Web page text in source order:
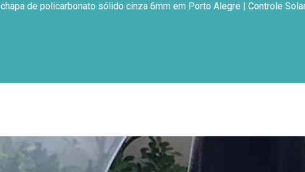
chapa de policarbonato sólido cinza 6mm em Porto Alegre | Controle